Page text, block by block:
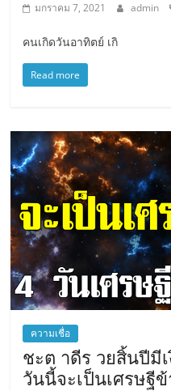
มกราคม 7, 2021 admin
คนเกิดวันอาทิตย์ เกิ
Read more
ความเชื่อ
ชะต าดีร วยสิ้นปีมี
วันนี้จะเป็นเศรษฐี